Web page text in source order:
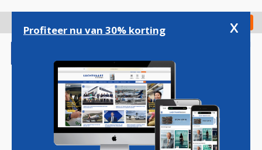
gaan
Check in
Magazine Podcasts Vacatures
Profiteer nu van 30% korting x